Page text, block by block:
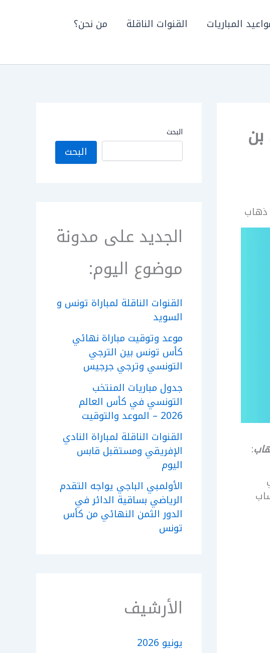
المباريات القنوات الناقلة
من نحن؟
بن
ذهاب
:
البحث
البحث
الجديد على مدونة
موضوع اليوم:
القنوات الناقلة لمباراة تونس و
السويد
موعد وتوقيت مباراة نهائي
كأس تونس بين الترجي
التونسي وترجي جرجيس
جدول مباريات المنتخب
التونسي في كأس العالم
2026 – الموعد والتوقيت
القنوات الناقلة لمباراة النادي
الإفريقي ومستقبل قابس
اليوم
الأولمبي الباجي يواجه التقدم
الرياضي بساقية الدائر في
الدور الثمن النهائي من كأس
تونس
الأرشيف
يونيو 2026